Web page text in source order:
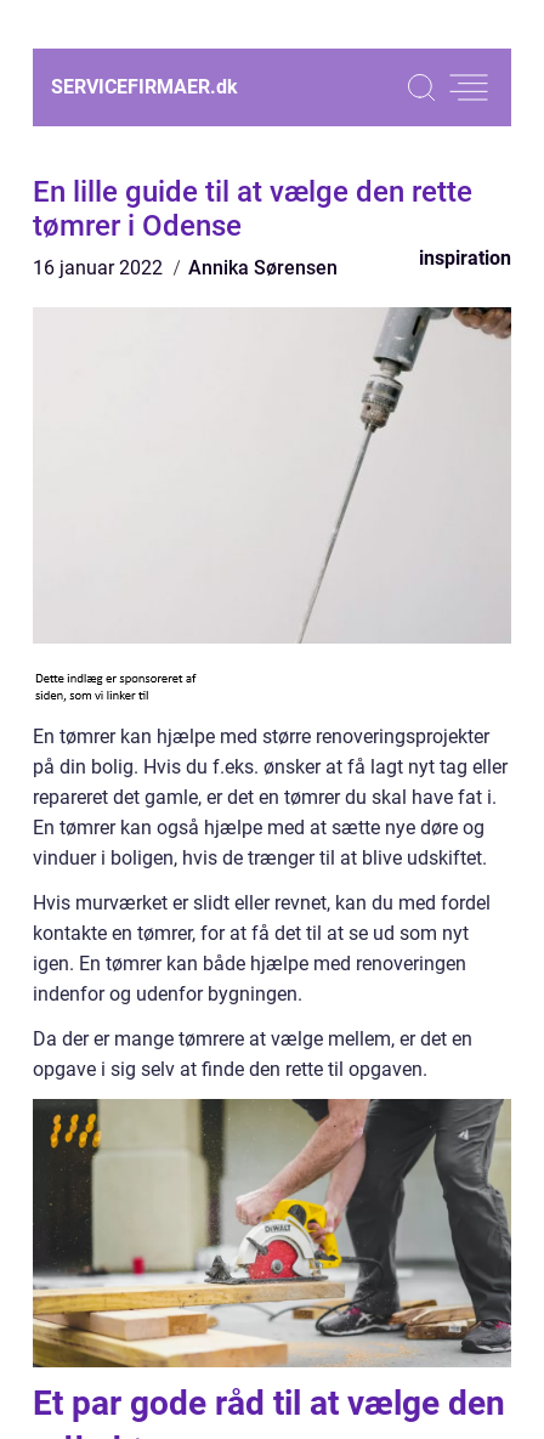
SERVICEFIRMAER.dk
En lille guide til at vælge den rette
tømrer i Odense
16 januar 2022 Annika Sørensen inspiration
En tømrer kan hjælpe med større renoveringsprojekter
på din bolig. Hvis du f.eks. ønsker at få lagt nyt tag eller
repareret det gamle, er det en tømrer du skal have fat i.
En tømrer kan også hjælpe med at sætte nye døre og
vinduer i boligen, hvis de trænger til at blive udskiftet.
Hvis murværket er slidt eller revnet, kan du med fordel
kontakte en tømrer, for at få det til at se ud som nyt
igen. En tømrer kan både hjælpe med renoveringen
indenfor og udenfor bygningen.
Da der er mange tømrere at vælge mellem, er det en
opgave i sig selv at finde den rette til opgaven.
Et par gode råd til at vælge den